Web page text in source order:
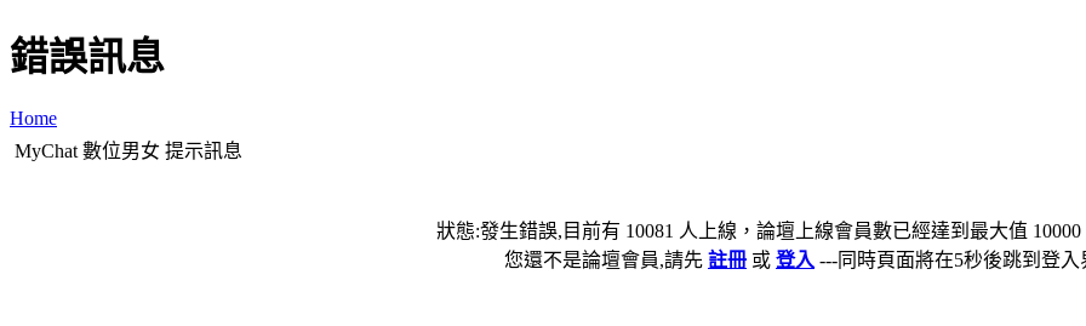
錯誤訊息
Home
MyChat 數位男女 提示訊息
狀態:發生錯誤,目前有 10081 人上線，論壇上線會員數已經達到最大值
您還不是論壇會員,請先 註冊 或 登入 ---同時頁面將在5秒後跳到登入